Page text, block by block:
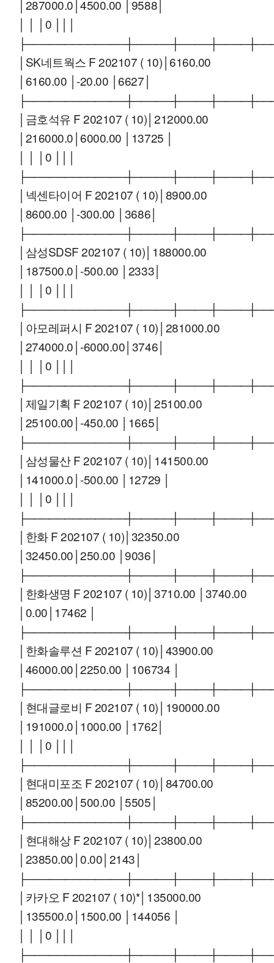
│287000.0│4500.00 │9588│
│ │ │0 │││
│SK네트웍스 F 202107 ( 10)│6160.00
│6160.00 │-20.00 │6627│
│금호석유 F 202107 ( 10)│212000.00
│216000.0│6000.00 │13725 │
│ │ │0 │││
│넥센타이어 F 202107 ( 10)│8900.00
│8600.00 │-300.00 │3686│
│삼성SDSF 202107 ( 10)│188000.00
│187500.0│-500.00 │2333│
│ │ │0 │││
│아모레퍼시 F 202107 ( 10)│281000.00
│274000.0│-6000.00│3746│
│ │ │0 │││
│제일기획 F 202107 ( 10)│25100.00
│25100.00│-450.00 │1665│
│삼성물산 F 202107 ( 10)│141500.00
│141000.0│-500.00 │12729 │
│ │ │0 │││
│한화 F 202107 ( 10)│32350.00
│32450.00│250.00 │9036│
│한화생명 F 202107 ( 10)│3710.00 │3740.00
│0.00│17462 │
│한화솔루션 F 202107 ( 10)│43900.00
│46000.00│2250.00 │106734 │
│현대글로비 F 202107 ( 10)│190000.00
│191000.0│1000.00 │1762│
│ │ │0 │││
│현대미포조 F 202107 ( 10)│84700.00
│85200.00│500.00 │5505│
│현대해상 F 202107 ( 10)│23800.00
│23850.00│0.00│2143│
│카카오 F 202107 ( 10)*│135000.00
│135500.0│1500.00 │144056 │
│ │ │0 │││